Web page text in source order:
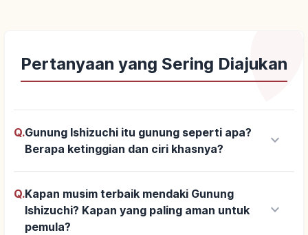
Pertanyaan yang Sering Diajukan
Q.Gunung Ishizuchi itu gunung seperti apa?
Berapa ketinggian dan ciri khasnya?
keyboard_arrow_down
Q.Kapan musim terbaik mendaki Gunung
Ishizuchi? Kapan yang paling aman untuk
pemula?
keyboard_arrow_down